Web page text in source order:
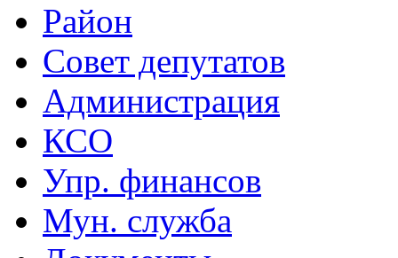
Район
Совет депутатов
Администрация
КСО
Упр. финансов
Мун. служба